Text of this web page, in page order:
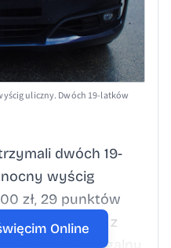
uliczny. Dwóch 19-latków
dwóch 19-
wyścig
zł, 29 punktów
Policjanci z
Online